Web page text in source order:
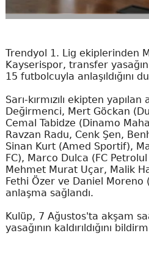
Trendyol 1. Lig ekiplerinden
Kayserispor, transfer
15 futbolcuyla anlaşıldığını
Sarı-kırmızılı ekipten
Değirmenci, Mert Göckan
Cemal Tabidze (Dinamo
Ravzan Radu, Cenk Şen,
Sinan Kurt (Amed Sportif),
FC), Marco Dulca (FC
Mehmet Murat Uçar, Malik
Fethi Özer ve Daniel Moreno
anlaşma sağlandı.
Kulüp, 7 Ağustos'ta akşam
yasağının kaldırıldığını